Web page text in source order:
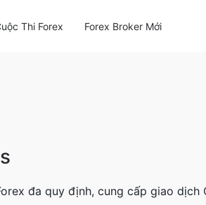
Thi Forex Forex Broker Mới
đa quy định, cung cấp giao